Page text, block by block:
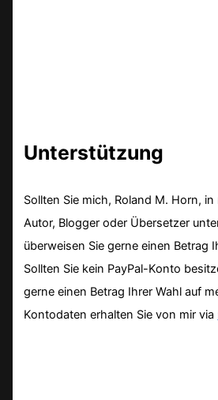
Unterstützung
Sollten Sie mich, Roland M. Horn,
Autor, Blogger oder Übersetzer
überweisen Sie gerne einen Betrag
Sollten Sie kein PayPal-Konto
gerne einen Betrag Ihrer Wahl auf
Kontodaten erhalten Sie von mir via